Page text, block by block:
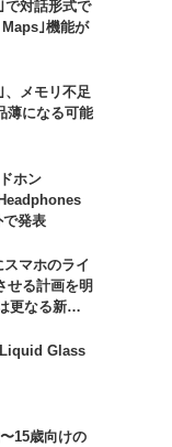
で対話形式で
｣機能が
メモリ不足
薄になる可能
ホン
で発表
マホのライ
せる計画を明
更なる新製
Glass
15歳向けの